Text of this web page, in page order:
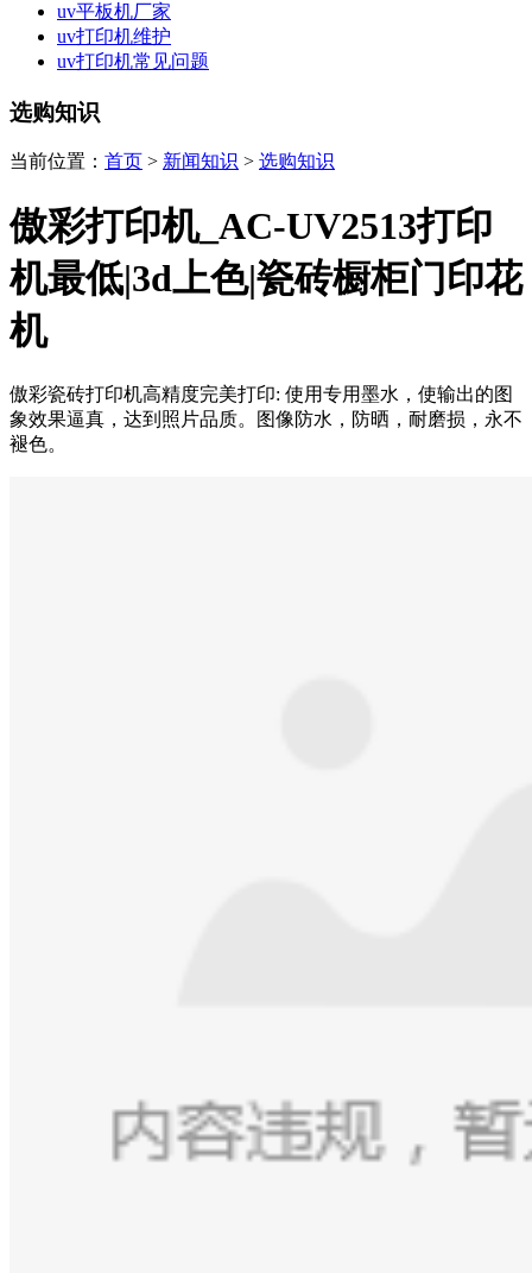
uv平板机厂家
uv打印机维护
uv打印机常见问题
选购知识
当前位置： 首页 > 新闻知识 > 选购知识
傲彩打印机_AC-UV2513打印
机最低|3d上色|瓷砖橱柜门印花
机
傲彩瓷砖打印机高精度完美打印: 使用专用墨水，使输出的图
象效果逼真，达到照片品质。图像防水，防晒，耐磨损，永不
褪色。